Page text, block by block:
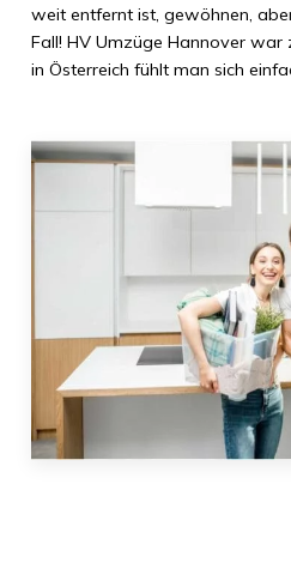
weit entfernt ist, gewöhnen,
Fall! HV Umzüge Hannoverwar
in Österreich fühlt man sich